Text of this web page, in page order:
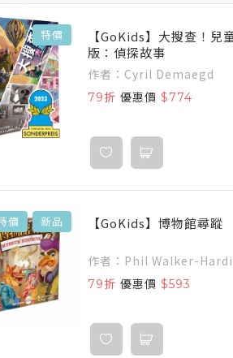
特價
【GoKids】大搜查！兒
版：偵探故事
作者：Cyril Demaegd
79折 優惠價 $774
價 新品 【GoKids】博物館尋蹤
作者：Phil Walker-
79折 優惠價 $593